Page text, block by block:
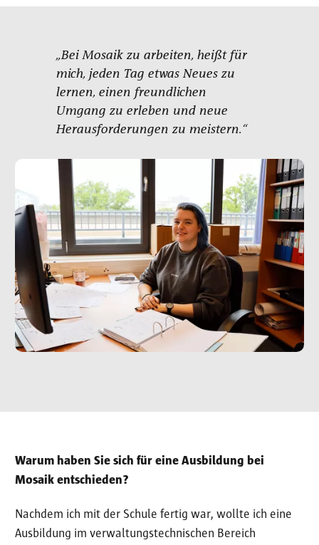
„Bei Mosaik zu arbeiten, heißt für
mich, jeden Tag etwas Neues zu
lernen, einen freundlichen
Umgang zu erleben und neue
Herausforderungen zu meistern.“
Warum haben Sie sich für eine Ausbildung bei
Mosaik entschieden?
Nachdem ich mit der Schule fertig war, wollte ich eine
Ausbildung im verwaltungstechnischen Bereich